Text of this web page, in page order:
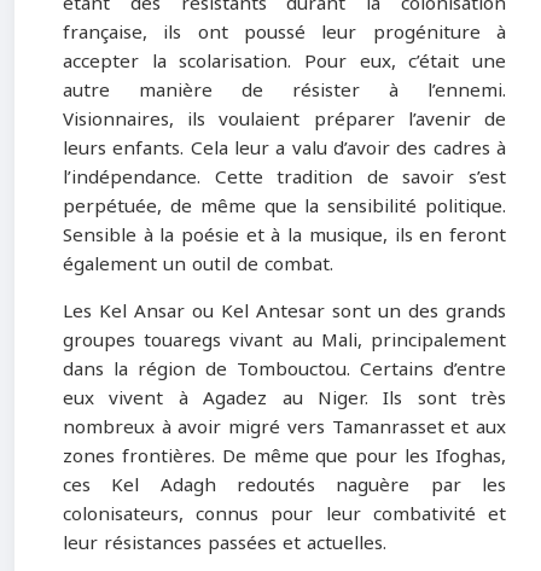
française, ils ont poussé leur progéniture à
accepter la scolarisation. Pour eux, c’était une
autre manière de résister à l’ennemi.
Visionnaires, ils voulaient préparer l’avenir de
leurs enfants. Cela leur a valu d’avoir des cadres à
l’indépendance. Cette tradition de savoir s’est
perpétuée, de même que la sensibilité politique.
Sensible à la poésie et à la musique, ils en feront
également un outil de combat.
Les Kel Ansar ou Kel Antesar sont un des grands
groupes touaregs vivant au Mali, principalement
dans la région de Tombouctou. Certains d’entre
eux vivent à Agadez au Niger. Ils sont très
nombreux à avoir migré vers Tamanrasset et aux
zones frontières. De même que pour les Ifoghas,
ces Kel Adagh redoutés naguère par les
colonisateurs, connus pour leur combativité et
leur résistances passées et actuelles.